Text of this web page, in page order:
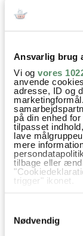
Ansvarlig brug
Vi og vores
anvende
adresse, ID og
på din enhed
tilpasset
lave
mere
tilbage eller
trigger" ikonet.
der kan
Nødvendig
Only 3 must
visit to
their Nutcracker
German Xmas
need to do. For
always easy to
online this year!
besvar
Ann-
9.